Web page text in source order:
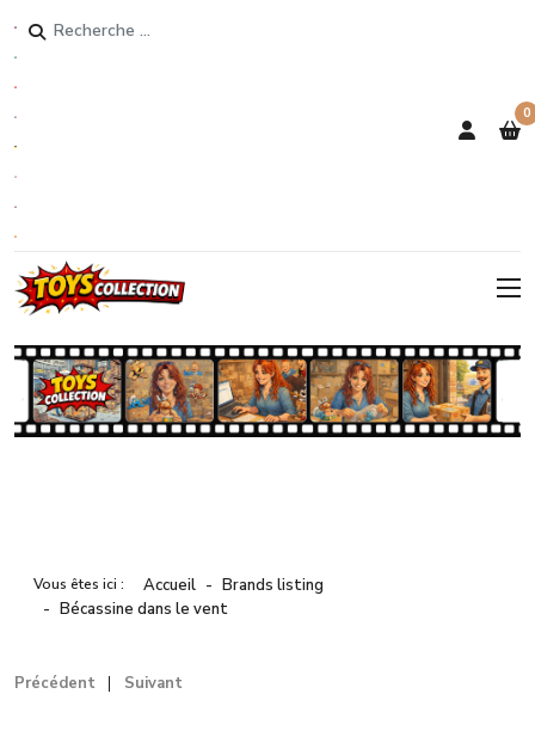
Rechercher
0
Vous êtes ici : Accueil
Brands listing
Bécassine dans le vent
Précédent Suivant